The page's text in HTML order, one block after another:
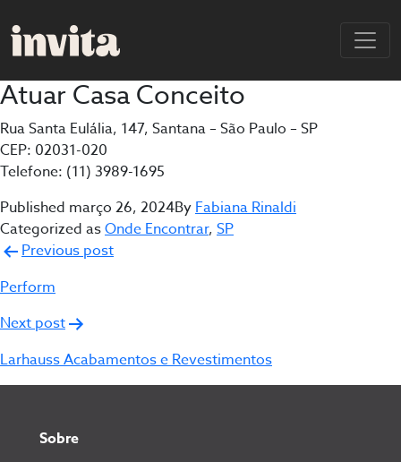
Atuar Casa Conceito
Rua Santa Eulália, 147, Santana – São Paulo – SP
CEP: 02031-020
Telefone: (11) 3989-1695
Published março 26, 2024ByFabiana Rinaldi
Categorized asOnde Encontrar, SP
Navegação
de
Previous post
Perform
Next post
Larhauss Acabamentos e Revestimentos
Sobre